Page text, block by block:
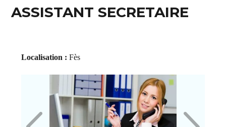
ASSISTANT SECRETAIRE
Localisation : Fès